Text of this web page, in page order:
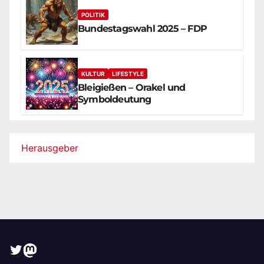
POLITIK
Bundestagswahl 2025 – FDP
KULTUR LIFESTYLE
Bleigießen – Orakel und
Symboldeutung
Herausgeber
Twitter
Mastodon